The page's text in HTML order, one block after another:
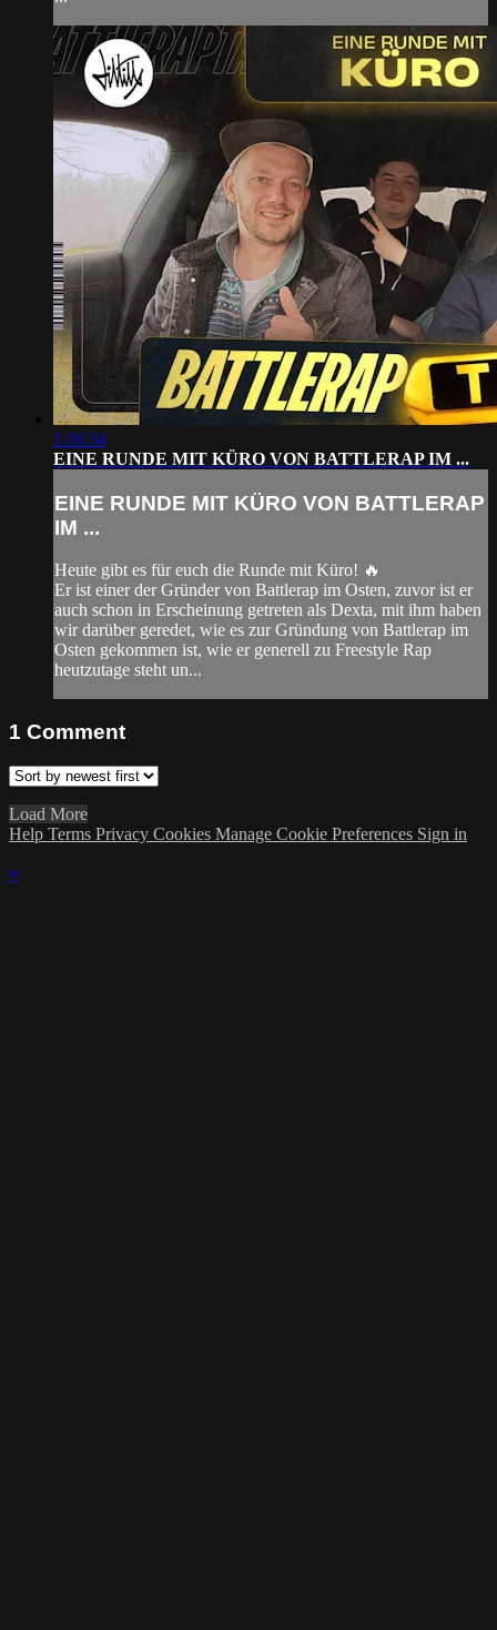
1:16:34
EINE RUNDE MIT KÜRO VON BATTLERAP IM ...
EINE RUNDE MIT KÜRO VON BATTLERAP
IM ...
Heute gibt es für euch die Runde mit Küro! 🔥
Er ist einer der Gründer von Battlerap im Osten, zuvor ist er
auch schon in Erscheinung getreten als Dexta, mit ihm haben
wir darüber geredet, wie es zur Gründung von Battlerap im
Osten gekommen ist, wie er generell zu Freestyle Rap
heutzutage steht un...
1 Comment
Load More
Help Terms Privacy Cookies Manage Cookie Preferences Sign in
×